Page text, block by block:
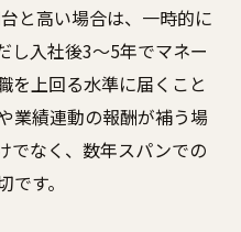
と高い場合は、一時的に
し入社後3〜5年でマネー
を上回る水準に届くこと
業績連動の報酬が補う場
でなく、数年スパンでの
す。